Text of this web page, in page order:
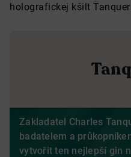
holografickej kšilt
Zakladatel Charles
badatelem a
vytvořit ten nejlepší gin